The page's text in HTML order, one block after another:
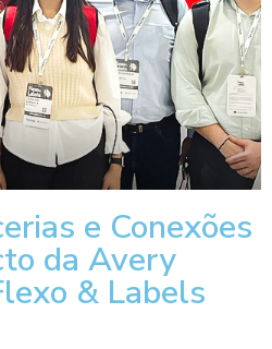
e Conexões
da Avery
& Labels